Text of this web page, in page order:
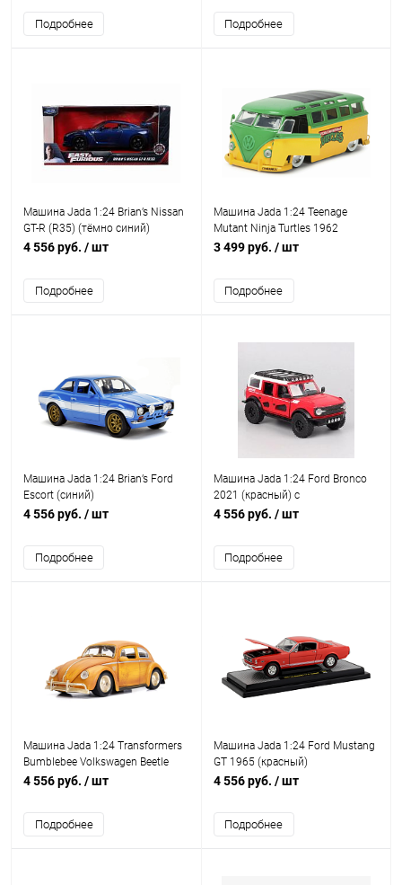
Подробнее Подробнее
Машина Jada 1:24 Brian’s Nissan
GT-R (R35) (тёмно синий)
4 556 руб. / шт
Подробнее
Машина Jada 1:24 Teenage
Mutant Ninja Turtles 1962
Volkswagen Bus
3 499 руб. / шт
Подробнее
Машина Jada 1:24 Brian’s Ford
Escort (синий)
4 556 руб. / шт
Подробнее
Машина Jada 1:24 Ford Bronco
2021 (красный) с
дополнительным комплектом
4 556 руб. / шт
Подробнее
Машина Jada 1:24 Transformers
Bumblebee Volkswagen Beetle
(желтый)
4 556 руб. / шт
Подробнее
Машина Jada 1:24 Ford Mustang
GT 1965 (красный)
4 556 руб. / шт
Подробнее